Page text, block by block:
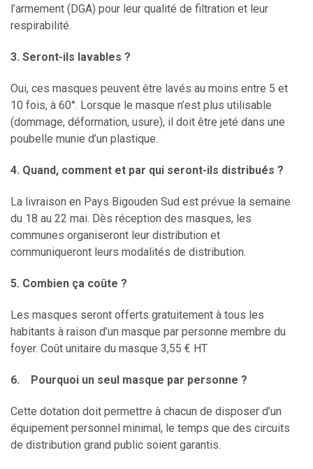
l’armement (DGA) pour leur qualité de filtration et leur
respirabilité.
3. Seront-ils lavables ?
Oui, ces masques peuvent être lavés au moins entre 5 et
10 fois, à 60°. Lorsque le masque n’est plus utilisable
(dommage, déformation, usure), il doit être jeté dans une
poubelle munie d’un plastique.
4. Quand, comment et par qui seront-ils distribués ?
La livraison en Pays Bigouden Sud est prévue la semaine
du 18 au 22 mai. Dès réception des masques, les
communes organiseront leur distribution et
communiqueront leurs modalités de distribution.
5. Combien ça coûte ?
Les masques seront offerts gratuitement à tous les
habitants à raison d’un masque par personne membre du
foyer. Coût unitaire du masque 3,55 € HT
6. Pourquoi un seul masque par personne ?
Cette dotation doit permettre à chacun de disposer d’un
équipement personnel minimal, le temps que des circuits
de distribution grand public soient garantis.